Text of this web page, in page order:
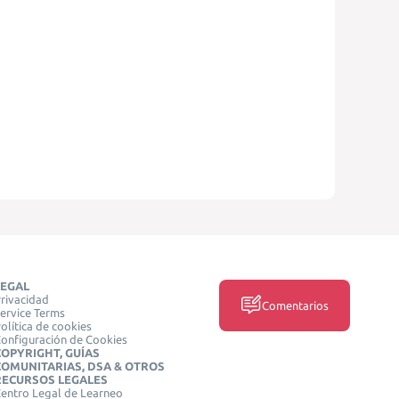
Terms
de cookies
de Cookies
GUÍAS
DSA & OTROS
LEGALES
Legal de Learneo
Comentarios